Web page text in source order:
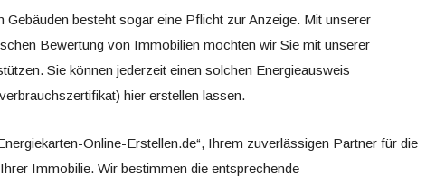
Gebäuden besteht sogar eine Pflicht zur Anzeige. Mit unserer
Bewertung von Immobilien möchten wir Sie mit unserer
Sie können jederzeit einen solchen Energieausweis
hier erstellen lassen.
Online-Erstellen.de“, Ihrem zuverlässigen Partner für die
Immobilie. Wir bestimmen die entsprechende